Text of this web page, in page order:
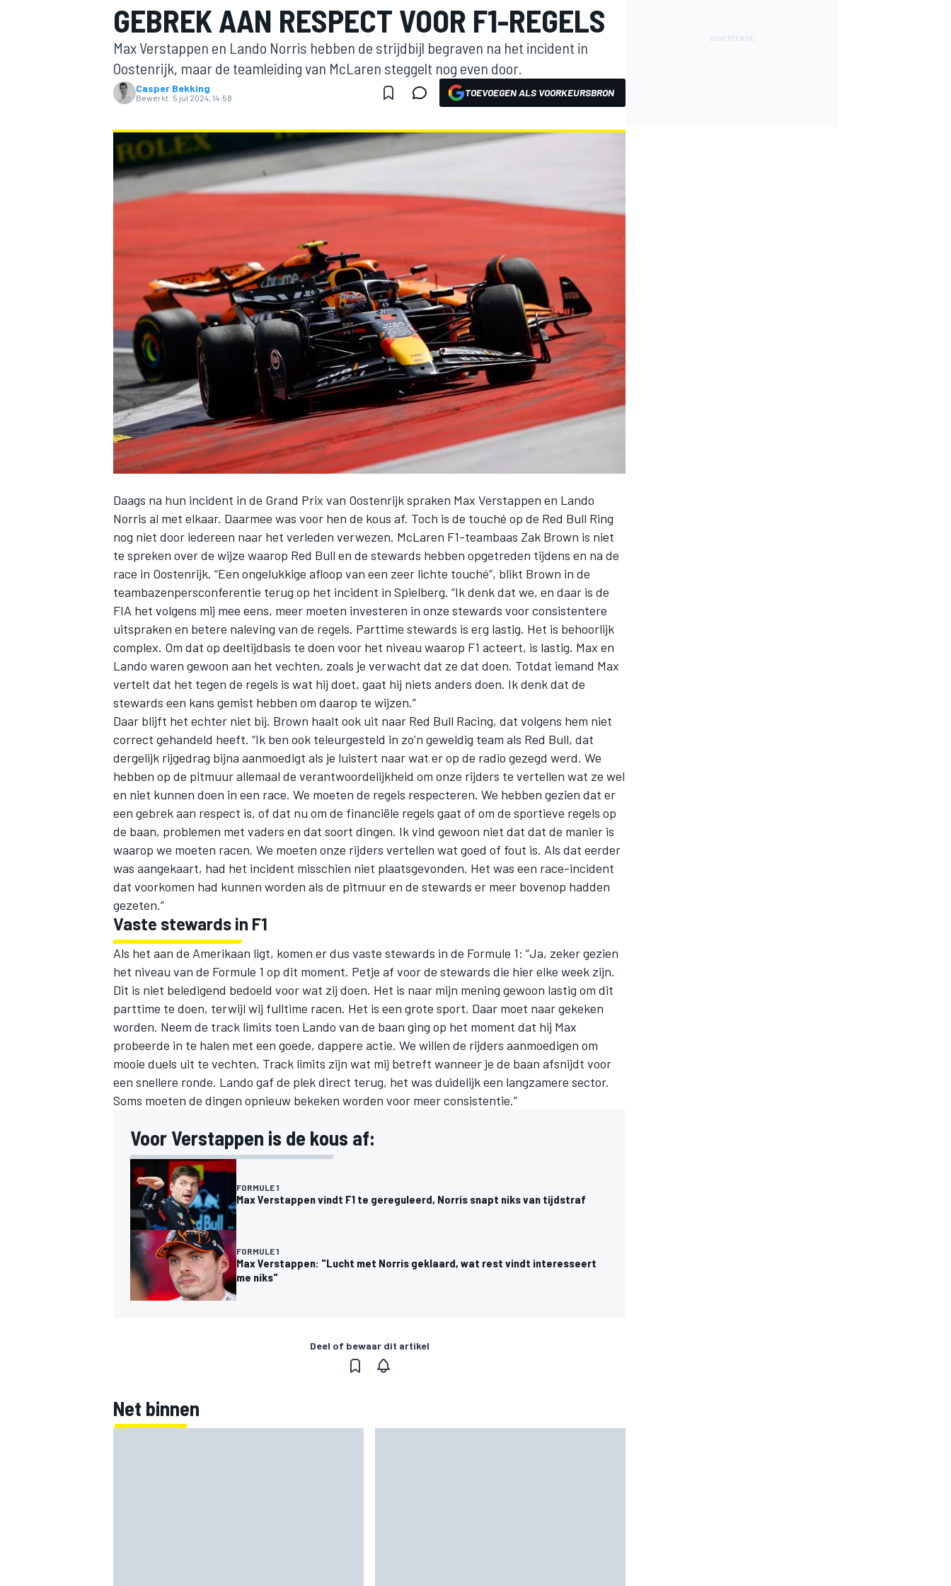
MOTOGP
INDYCAR
WEC DTM
GEBREK AAN RESPECT VOOR F1-REGELS
Max Verstappen en Lando Norris hebben de strijdbijl begraven na het incident in
Oostenrijk, maar de teamleiding van McLaren steggelt nog even door.
Casper Bekking
Bewerkt: 5 jul 2024, 14:58 TOEVOEGEN ALS VOORKEURSBRON
Daags na hun incident in de Grand Prix van Oostenrijk spraken Max Verstappen en Lando
Norris al met elkaar. Daarmee was voor hen de kous af. Toch is de touché op de Red Bull Ring
nog niet door iedereen naar het verleden verwezen. McLaren F1-teambaas Zak Brown is niet
te spreken over de wijze waarop Red Bull en de stewards hebben opgetreden tijdens en na de
race in Oostenrijk. “Een ongelukkige afloop van een zeer lichte touché”, blikt Brown in de
teambazenpersconferentie terug op het incident in Spielberg. “Ik denk dat we, en daar is de
FIA het volgens mij mee eens, meer moeten investeren in onze stewards voor consistentere
uitspraken en betere naleving van de regels. Parttime stewards is erg lastig. Het is behoorlijk
complex. Om dat op deeltijdbasis te doen voor het niveau waarop F1 acteert, is lastig. Max en
Lando waren gewoon aan het vechten, zoals je verwacht dat ze dat doen. Totdat iemand Max
vertelt dat het tegen de regels is wat hij doet, gaat hij niets anders doen. Ik denk dat de
stewards een kans gemist hebben om daarop te wijzen.”
Daar blijft het echter niet bij. Brown haalt ook uit naar Red Bull Racing, dat volgens hem niet
correct gehandeld heeft. “Ik ben ook teleurgesteld in zo’n geweldig team als Red Bull, dat
dergelijk rijgedrag bijna aanmoedigt als je luistert naar wat er op de radio gezegd werd. We
hebben op de pitmuur allemaal de verantwoordelijkheid om onze rijders te vertellen wat ze wel
en niet kunnen doen in een race. We moeten de regels respecteren. We hebben gezien dat er
een gebrek aan respect is, of dat nu om de financiële regels gaat of om de sportieve regels op
de baan, problemen met vaders en dat soort dingen. Ik vind gewoon niet dat dat de manier is
waarop we moeten racen. We moeten onze rijders vertellen wat goed of fout is. Als dat eerder
was aangekaart, had het incident misschien niet plaatsgevonden. Het was een race-incident
dat voorkomen had kunnen worden als de pitmuur en de stewards er meer bovenop hadden
gezeten.”
Vaste stewards in F1
Als het aan de Amerikaan ligt, komen er dus vaste stewards in de Formule 1: “Ja, zeker gezien
het niveau van de Formule 1 op dit moment. Petje af voor de stewards die hier elke week zijn.
Dit is niet beledigend bedoeld voor wat zij doen. Het is naar mijn mening gewoon lastig om dit
parttime te doen, terwijl wij fulltime racen. Het is een grote sport. Daar moet naar gekeken
worden. Neem de track limits toen Lando van de baan ging op het moment dat hij Max
probeerde in te halen met een goede, dappere actie. We willen de rijders aanmoedigen om
mooie duels uit te vechten. Track limits zijn wat mij betreft wanneer je de baan afsnijdt voor
een snellere ronde. Lando gaf de plek direct terug, het was duidelijk een langzamere sector.
Soms moeten de dingen opnieuw bekeken worden voor meer consistentie.”
Voor Verstappen is de kous af:
FORMULE 1
Max Verstappen vindt F1 te gereguleerd, Norris snapt niks van tijdstraf
FORMULE 1
Max Verstappen: "Lucht met Norris geklaard, wat rest vindt interesseert
me niks"
Deel of bewaar dit artikel
Net binnen